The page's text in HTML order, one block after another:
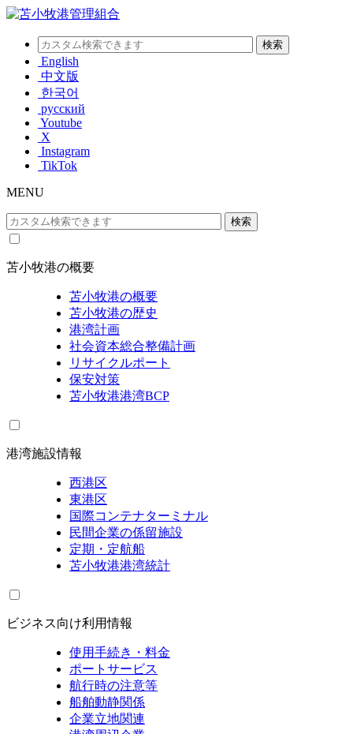
English
中文版
한국어
русский
Youtube
X
Instagram
TikTok
MENU
苫小牧港の概要
苫小牧港の概要
苫小牧港の歴史
港湾計画
社会資本総合整備計画
リサイクルポート
保安対策
苫小牧港港湾BCP
港湾施設情報
西港区
東港区
国際コンテナターミナル
民間企業の係留施設
定期・定航船
苫小牧港港湾統計
ビジネス向け利用情報
使用手続き・料金
ポートサービス
航行時の注意等
船舶動静関係
企業立地関連